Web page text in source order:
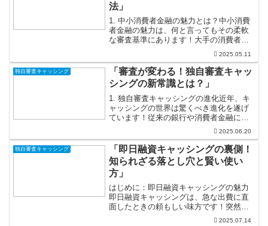
法」
1. 中小消費者金融の魅力とは？中小消費
者金融の魅力は、何と言ってもその柔軟
な審査基準にあります！大手の消費者金
融では、審査が厳しく、なかなか融資が
受けられない場合がありますが、中小消
費者金融は地域に密着しているため、顧
客の状況をしっかりと...
2025.05.11
独自審査キャッシング
「審査が変わる！独自審査キャッ
シングの新常識とは？」
1. 独自審査キャッシングの進化近年、キ
ャッシングの世界は驚くべき進化を遂げ
ています！従来の銀行や消費者金融によ
る厳しい審査基準が見直され、利用者の
多様なニーズに応える柔軟な審査方法が
登場しました。これにより、経済の変動
やライフスタイルの変...
2025.06.20
独自審査キャッシング
「即日融資キャッシングの裏側！
知られざる落とし穴と賢い使い
方」
はじめに：即日融資キャッシングの魅力
即日融資キャッシングは、急な出費に直
面したときの頼もしい味方です！突然の
医療費や、壊れた家電の修理、時には旅
2025.07.14